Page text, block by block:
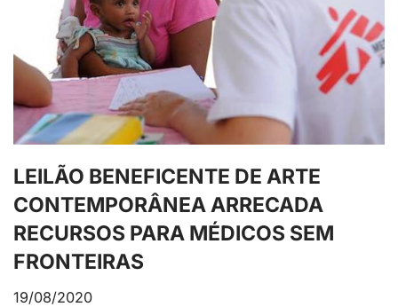
LEILÃO BENEFICENTE DE ARTE
CONTEMPORÂNEA ARRECADA
RECURSOS PARA MÉDICOS SEM
FRONTEIRAS
19/08/2020